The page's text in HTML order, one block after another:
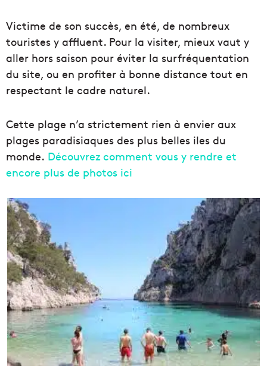
Victime de son succès, en été, de nombreux
touristes y affluent. Pour la visiter, mieux vaut y
aller hors saison pour éviter la surfréquentation
du site, ou en profiter à bonne distance tout en
respectant le cadre naturel.
Cette plage n’a strictement rien à envier aux
plages paradisiaques des plus belles iles du
monde. Découvrez comment vous y rendre et
encore plus de photos ici